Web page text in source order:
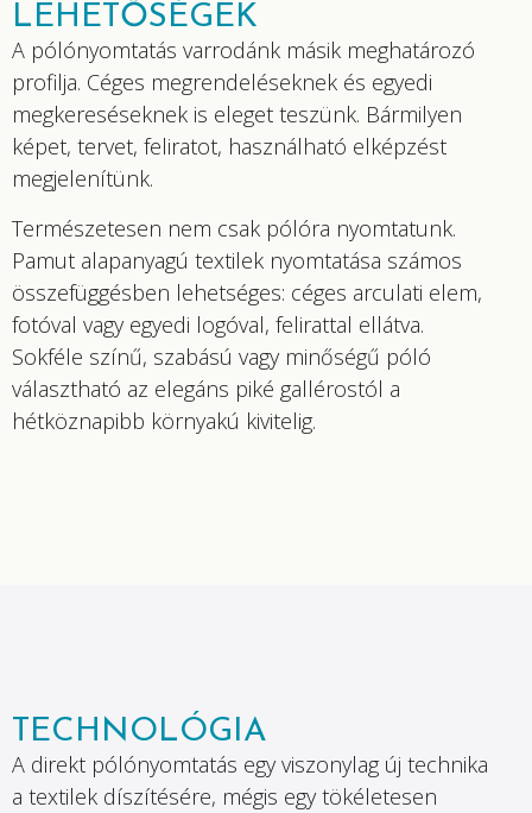
LEHETŐSÉGEK
A pólónyomtatás varrodánk másik meghatározó
profilja. Céges megrendeléseknek és egyedi
megkereséseknek is eleget teszünk. Bármilyen
képet, tervet, feliratot, használható elképzést
megjelenítünk.
Természetesen nem csak pólóra nyomtatunk.
Pamut alapanyagú textilek nyomtatása számos
összefüggésben lehetséges: céges arculati elem,
fotóval vagy egyedi logóval, felirattal ellátva.
Sokféle színű, szabású vagy minőségű póló
választható az elegáns piké gallérostól a
hétköznapibb környakú kivitelig.
TECHNOLÓGIA
A direkt pólónyomtatás egy viszonylag új technika
a textilek díszítésére, mégis egy tökéletesen